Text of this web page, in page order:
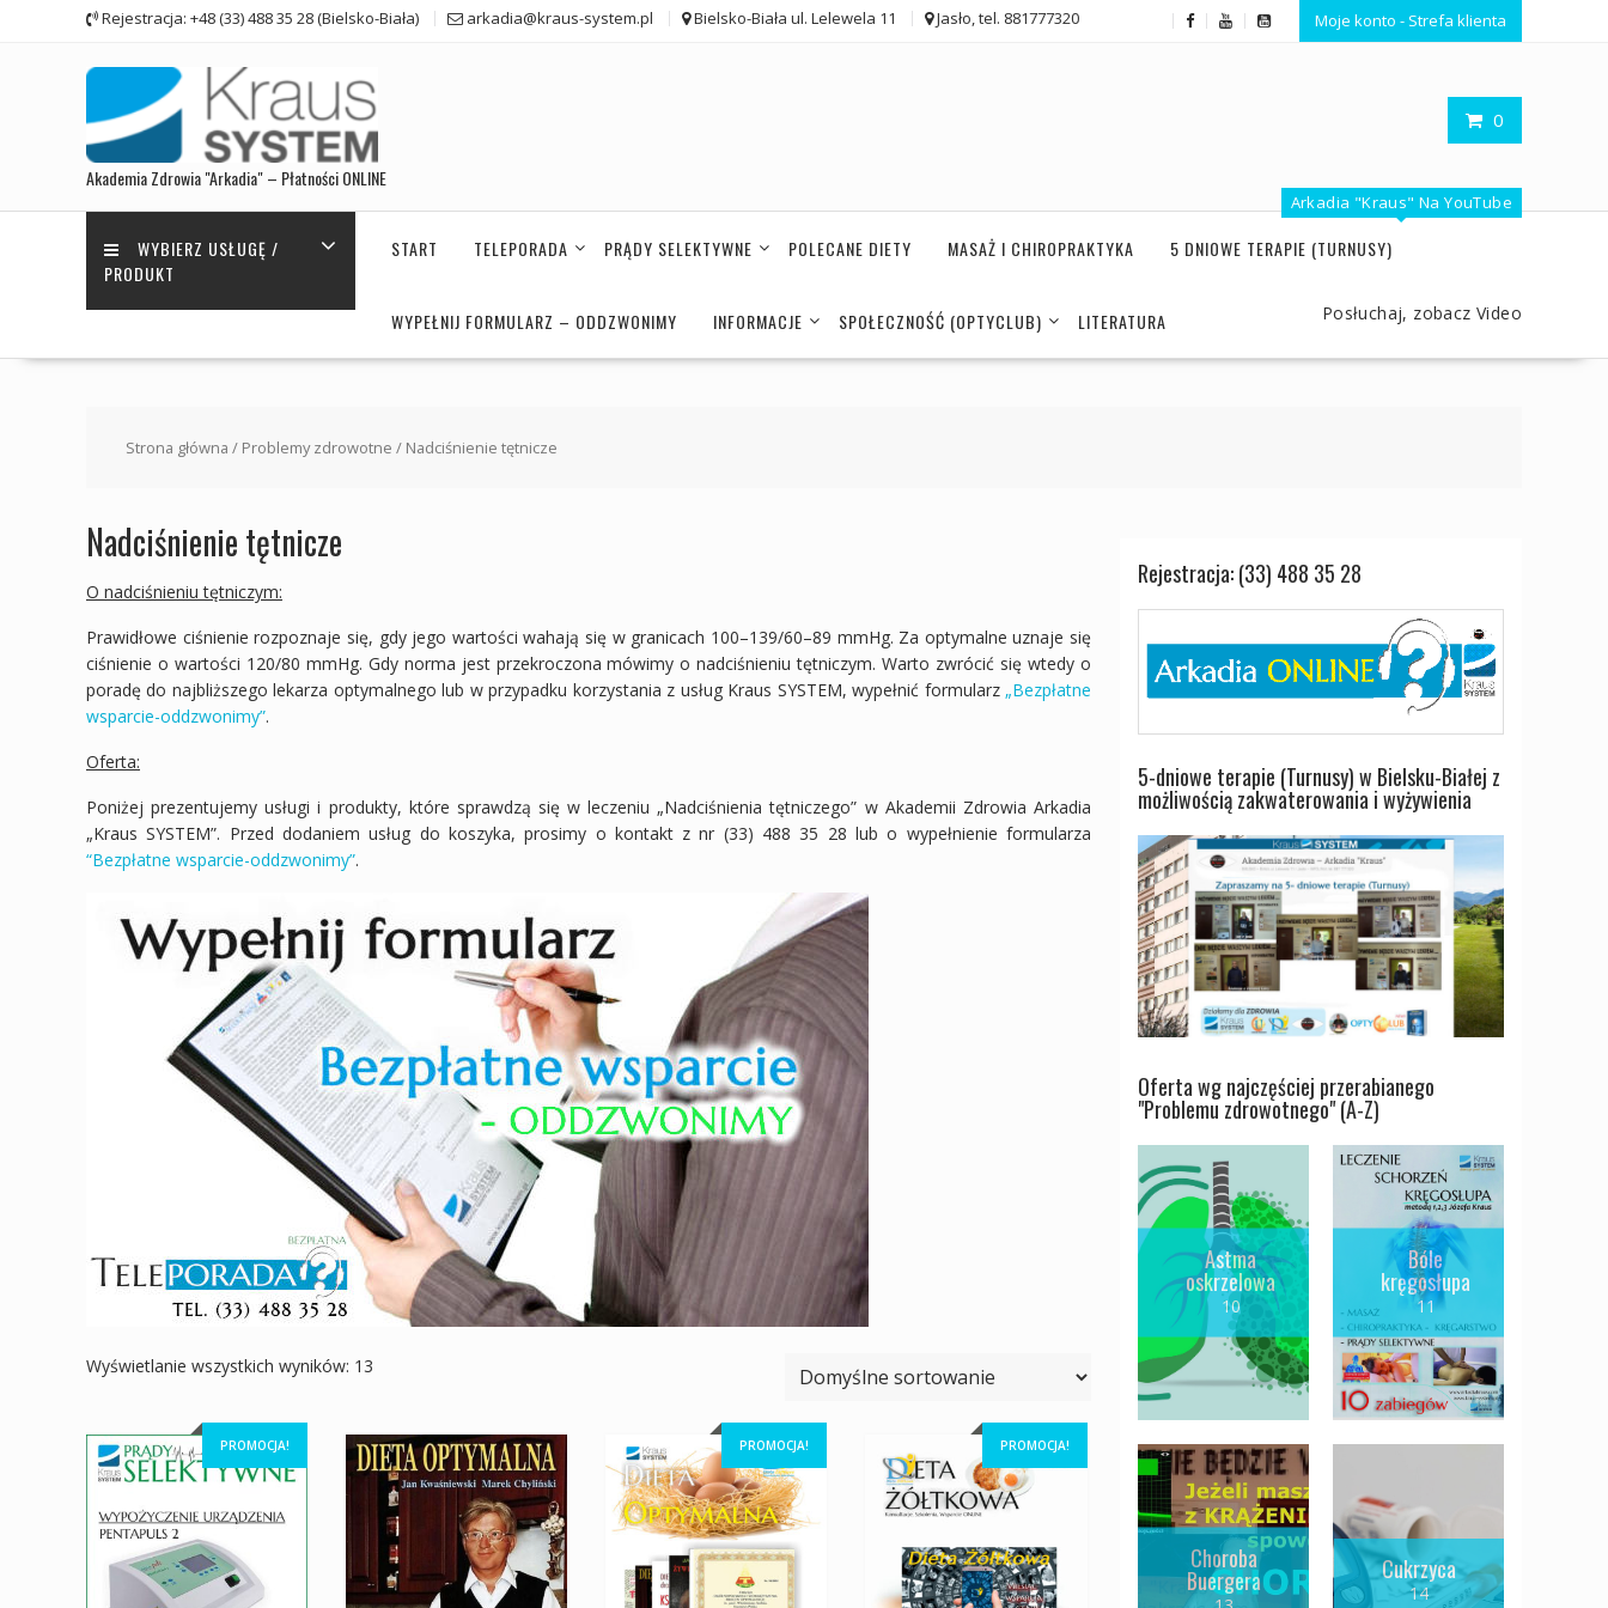
Rejestracja: +48 (33) 488 35 28 (Bielsko-Biała) arkadia@kraus-system.pl Bielsko-Biała ul. Lelewela 11 Jasło, tel. 881777320 Moje konto - Strefa klienta
Akademia Zdrowia "Arkadia" – Płatności ONLINE
0
WYBIERZ USŁUGĘ /
PRODUKT
START TELEPORADA PRĄDY SELEKTYWNE POLECANE DIETY MASAŻ I CHIROPRAKTYKA 5 DNIOWE TERAPIE (TURNUSY)
WYPEŁNIJ FORMULARZ – ODDZWONIMY INFORMACJE SPOŁECZNOŚĆ (OPTYCLUB) LITERATURA
Arkadia "Kraus" Na YouTube
Posłuchaj, zobacz Video
Strona główna / Problemy zdrowotne / Nadciśnienie tętnicze
Nadciśnienie tętnicze
O nadciśnieniu tętniczym:
Prawidłowe ciśnienie rozpoznaje się, gdy jego wartości wahają się w granicach 100–139/60–89 mmHg. Za optymalne uznaje się
ciśnienie o wartości 120/80 mmHg. Gdy norma jest przekroczona mówimy o nadciśnieniu tętniczym. Warto zwrócić się wtedy o
poradę do najbliższego lekarza optymalnego lub w przypadku korzystania z usług Kraus SYSTEM, wypełnić formularz „Bezpłatne
wsparcie-oddzwonimy”.
Oferta:
Poniżej prezentujemy usługi i produkty, które sprawdzą się w leczeniu „Nadciśnienia tętniczego” w Akademii Zdrowia Arkadia
„Kraus SYSTEM”. Przed dodaniem usług do koszyka, prosimy o kontakt z nr (33) 488 35 28 lub o wypełnienie formularza
“Bezpłatne wsparcie-oddzwonimy”.
Wyświetlanie wszystkich wyników: 13
PROMOCJA! PROMOCJA! PROMOCJA!
Rejestracja: (33) 488 35 28
5-dniowe terapie (Turnusy) w Bielsku-Białej z
możliwością zakwaterowania i wyżywienia
Oferta wg najczęściej przerabianego
"Problemu zdrowotnego" (A-Z)
Astma
oskrzelowa
10
Bóle
kręgosłupa
11
Choroba
Buergera Cukrzyca
14